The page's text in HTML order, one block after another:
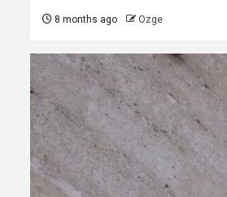
8 months ago Ozge